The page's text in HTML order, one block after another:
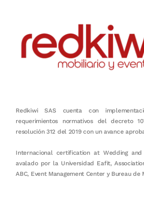
Redkiwi SAS cuenta con
requerimientos normativos del decreto
resolución 312 del 2019 con un avance
Internacional certification at Wedding
avalado por la Universidad Eafit,
ABC, Event Management Center y Bureau de